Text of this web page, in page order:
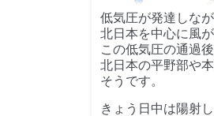
低気圧が発達しな
北日本を中心に風
この低気圧の通過
北日本の平野部や
そうです。
きょう日中は陽射